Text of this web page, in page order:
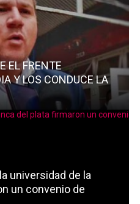
EL FRENTE
Y LOS CONDUCE LA
universidad de la
un convenio de